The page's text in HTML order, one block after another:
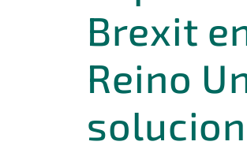
Brexit
Reino